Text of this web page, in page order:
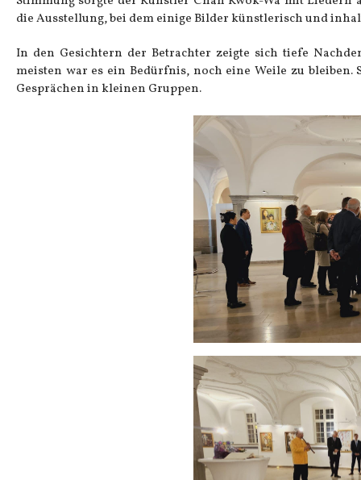
die Ausstellung, bei dem einige Bilder künstlerisch und
In den Gesichtern der Betrachter zeigte sich tiefe
meisten war es ein Bedürfnis, noch eine Weile zu
Gesprächen in kleinen Gruppen.